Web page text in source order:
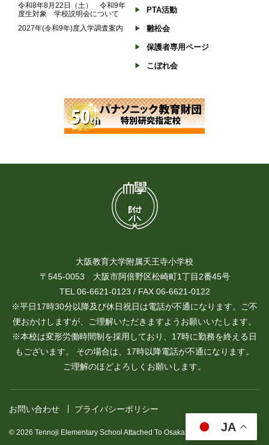
令和8年8月22日（土） 令和9年
度生対象 学校説明会について
2027年(令和9年)度入学調査案内
PTA活動
雛松会
保護者専用ページ
こぼれ会
大阪教育大学附属天王寺小学校
〒545-0053 大阪市阿倍野区松崎町1丁目2番45号
TEL 06-6621-0123 / FAX 06-6621-0122
※平日17時30分以降及び休日祝日は電話が不通になります。ご不
便おかけしますが、ご理解いただきますようお願いいたします。
※本校は変形労働時間制を採用しており、17時に勤務を終える日
もございます。 その場合は、17時以降電話が不通になります。
ご理解のほどよろしくお願いします。
お問い合わせ プライバシーポリシー
© 2026 Tennoji Elementary School Attached To Osaka Kyoiku University.
JA